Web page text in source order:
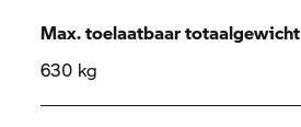
Max. toelaatbaar totaalgewicht
630 kg